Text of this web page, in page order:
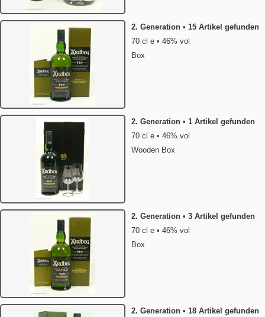
2. Generation • 15 Artikel gefunden
70 cl e • 46% vol
Box
2. Generation • 1 Artikel gefunden
70 cl e • 46% vol
Wooden Box
2. Generation • 3 Artikel gefunden
70 cl e • 46% vol
Box
2. Generation • 18 Artikel gefunden